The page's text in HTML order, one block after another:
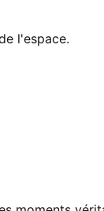
l'espace.